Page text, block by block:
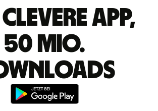
clevere App,
50 Mio.